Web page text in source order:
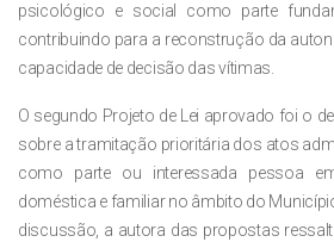
psicológico e social como parte
contribuindo para a reconstrução da
capacidade de decisão das vítimas.
O segundo Projeto de Lei aprovado foi o
sobre a tramitação prioritária dos atos
como parte ou interessada pessoa
doméstica e familiar no âmbito do
discussão, a autora das propostas